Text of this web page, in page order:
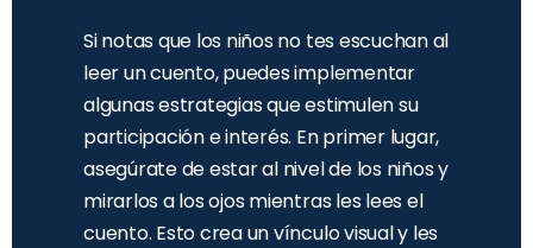
Si notas que los niños no tes escuchan al
leer un cuento, puedes implementar
algunas estrategias que estimulen su
participación e interés. En primer lugar,
asegúrate de estar al nivel de los niños y
mirarlos a los ojos mientras les lees el
cuento. Esto crea un vínculo visual y les